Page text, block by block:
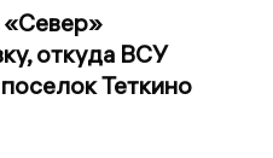
«Север»
откуда ВСУ
Теткино